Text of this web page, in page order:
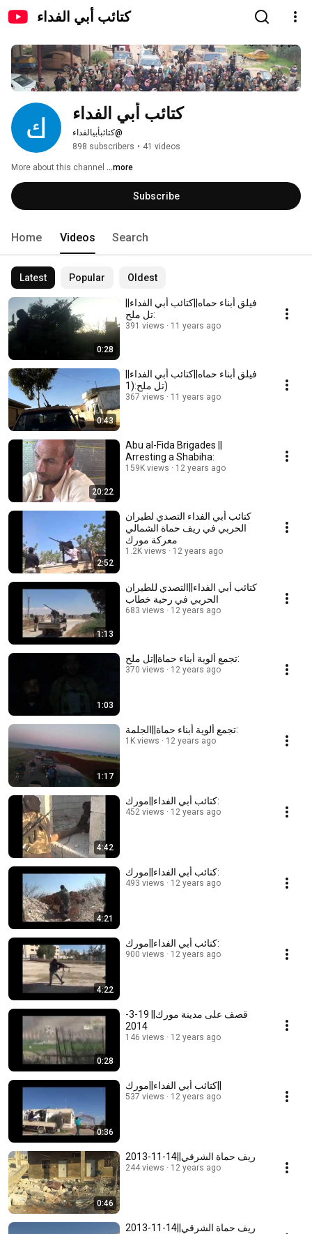
كتائب أبي الفداء
كتائب أبي الفداء
@كتائبأبيالفداء
898 subscribers • 41 videos
More about this channel ...more
Subscribe
Home Videos Search
Latest Popular Oldest
0:28
فيلق أبناء حماه||كتائب أبي الفداء||
تل ملح:
391 views 11 years ago
0:43
فيلق أبناء حماه||كتائب أبي الفداء||
تل ملح:(1)
367 views 11 years ago
20:22
Abu al-Fida Brigades ||
Arresting a Shabiha:
159K views 12 years ago
2:52
كتائب أبي الفداء التصدي لطيران
الحربي في ريف حماة الشمالي
معركة مورك
1.2K views 12 years ago
1:13
كتائب أبي الفداء||التصدي للطيران
الحربي في رحبة خطاب
683 views 12 years ago
1:03
تجمع ألوية أبناء حماة||تل ملح:
370 views 12 years ago
1:17
تجمع ألوية أبناء حماة||الجلمة:
1K views 12 years ago
4:42
كتائب أبي الفداء||مورك:
452 views 12 years ago
4:21
كتائب أبي الفداء||مورك:
493 views 12 years ago
4:22
كتائب أبي الفداء||مورك:
900 views 12 years ago
0:28
قصف على مدينة مورك|| 19-3-
2014
146 views 12 years ago
0:36
537 views 12 years ago
0:46
ريف حماة الشرقي||14-11-2013
244 views 12 years ago
ريف حماة الشرقي||14-11-2013